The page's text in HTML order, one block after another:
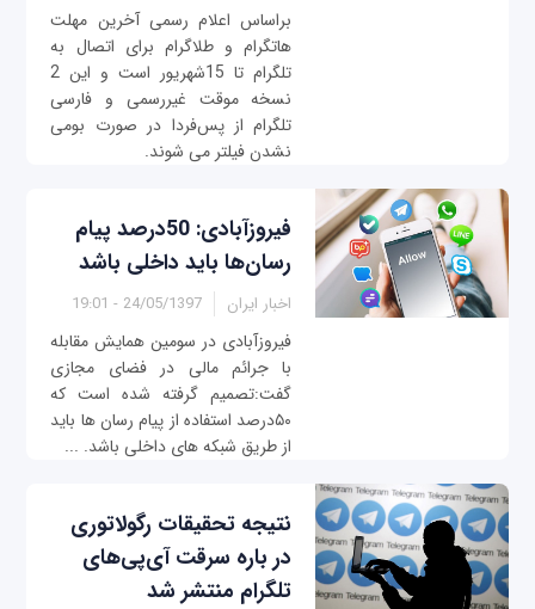
براساس اعلام رسمی آخرین مهلت
هاتگرام و طلاگرام برای اتصال به
تلگرام تا 15شهریور است و این 2
نسخه موقت غیررسمی و فارسی
تلگرام از پس‌فردا در صورت بومی
نشدن فیلتر می شوند.
فیروزآبادی: 50درصد پیام
رسان‌ها باید داخلی باشد
اخبار ایران 24/05/1397 - 19:01
فیروزآبادی در سومین همایش مقابله
با جرائم مالی در فضای مجازی
گفت:تصمیم گرفته شده است که
۵۰درصد استفاده از پیام رسان ها باید
از طریق شبکه های داخلی باشد. ...
نتیجه تحقیقات رگولاتوری
در باره سرقت آی‌پی‌های
تلگرام منتشر شد